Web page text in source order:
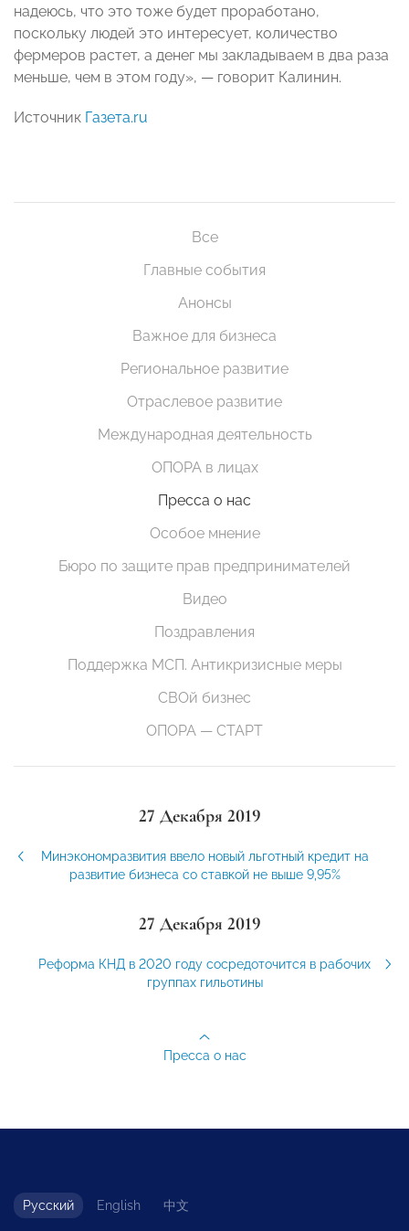
надеюсь, что это тоже будет проработано,
поскольку людей это интересует, количество
фермеров растет, а денег мы закладываем в два раза
меньше, чем в этом году», — говорит Калинин.
Источник Газета.ru
Все
Главные события
Анонсы
Важное для бизнеса
Региональное развитие
Отраслевое развитие
Международная деятельность
ОПОРА в лицах
Пресса о нас
Особое мнение
Бюро по защите прав предпринимателей
Видео
Поздравления
Поддержка МСП. Антикризисные меры
СВОй бизнес
ОПОРА — СТАРТ
27 Декабря 2019
Минэкономразвития ввело новый льготный кредит на
развитие бизнеса со ставкой не выше 9,95%
27 Декабря 2019
Реформа КНД в 2020 году сосредоточится в рабочих
группах гильотины
Пресса о нас
Русский English 中文